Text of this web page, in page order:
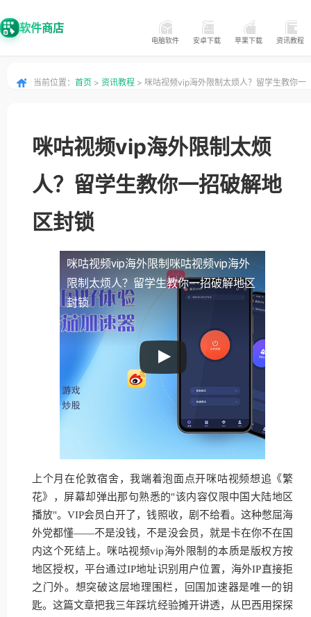
软件商店
电脑软件 安卓下载 苹果下载 资讯教程
当前位置： 首页 > 资讯教程 > 咪咕视频vip海外限制太烦人？留学生教你一
咪咕视频vip海外限制太烦
人？留学生教你一招破解地
区封锁
咪咕视频vip海外限制 咪咕视频vip海外
限制太烦人？留学生教你一招破解地区
封锁
上个月在伦敦宿舍，我端着泡面点开咪咕视频想追《繁
花》，屏幕却弹出那句熟悉的"该内容仅限中国大陆地区
播放"。VIP会员白开了，钱照收，剧不给看。这种憋屈海
外党都懂——不是没钱，不是没会员，就是卡在你不在国
内这个死结上。咪咕视频vip海外限制的本质是版权方按
地区授权，平台通过IP地址识别用户位置，海外IP直接拒
之门外。想突破这层地理围栏，回国加速器是唯一的钥
匙。这篇文章把我三年踩坑经验摊开讲透，从巴西用探探